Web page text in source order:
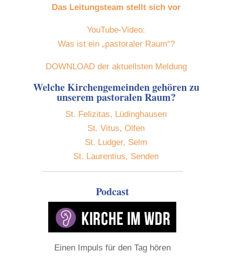
Das Leitungsteam stellt sich vor
YouTube-Video:
Was ist ein „pastoraler Raum“?
DOWNLOAD der aktuellsten Meldung
Welche Kirchengemeinden gehören zu
unserem pastoralen Raum?
St. Felizitas, Lüdinghausen
St. Vitus, Olfen
St. Ludger, Selm
St. Laurentius, Senden
Podcast
Einen Impuls für den Tag hören